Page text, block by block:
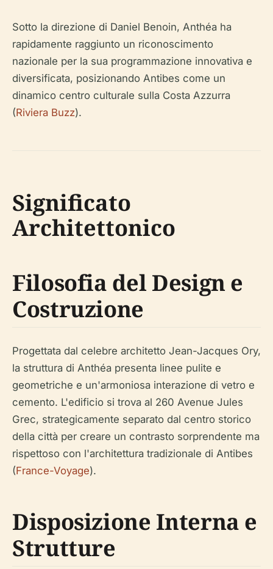
Sotto la direzione di Daniel Benoin, Anthéa ha
rapidamente raggiunto un riconoscimento
nazionale per la sua programmazione innovativa e
diversificata, posizionando Antibes come un
dinamico centro culturale sulla Costa Azzurra
(Riviera Buzz).
Significato
Architettonico
Filosofia del Design e
Costruzione
Progettata dal celebre architetto Jean-Jacques Ory,
la struttura di Anthéa presenta linee pulite e
geometriche e un'armoniosa interazione di vetro e
cemento. L'edificio si trova al 260 Avenue Jules
Grec, strategicamente separato dal centro storico
della città per creare un contrasto sorprendente ma
rispettoso con l'architettura tradizionale di Antibes
(France-Voyage).
Disposizione Interna e
Strutture